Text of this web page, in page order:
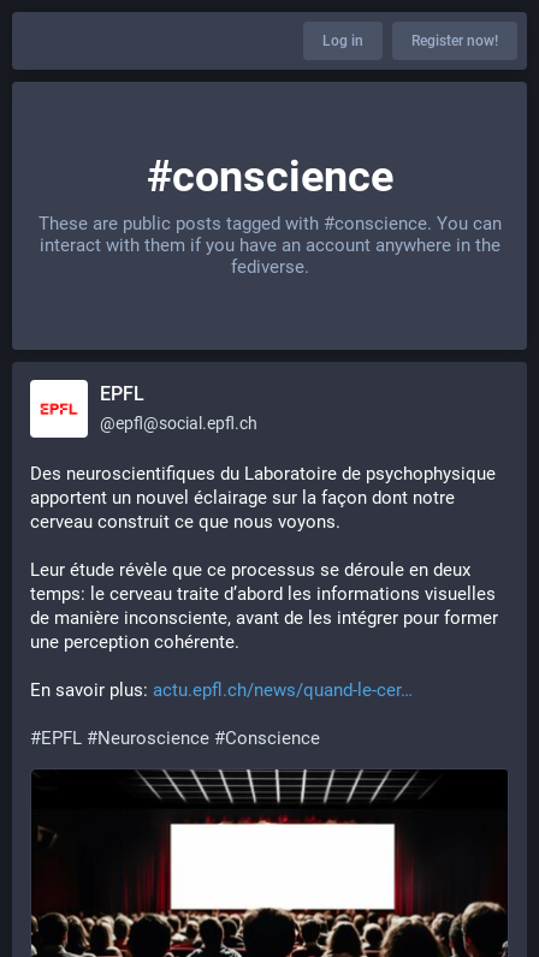
Log in Register now!
#conscience
These are public posts tagged with #conscience. You can
interact with them if you have an account anywhere in the
fediverse.
EPFL
@epfl@social.epfl.ch
Des neuroscientifiques du Laboratoire de psychophysique
apportent un nouvel éclairage sur la façon dont notre
cerveau construit ce que nous voyons.
Leur étude révèle que ce processus se déroule en deux
temps: le cerveau traite d’abord les informations visuelles
de manière inconsciente, avant de les intégrer pour former
une perception cohérente.
En savoir plus: actu.epfl.ch/news/quand-le-cer
#EPFL #Neuroscience #Conscience